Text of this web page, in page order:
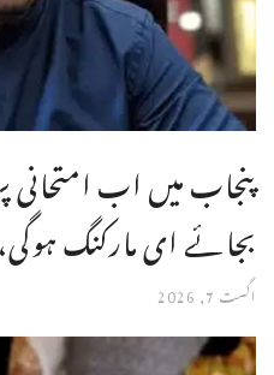
پنجاب میں اب
بجائے ای مارکنگ
اگست 7, 2026